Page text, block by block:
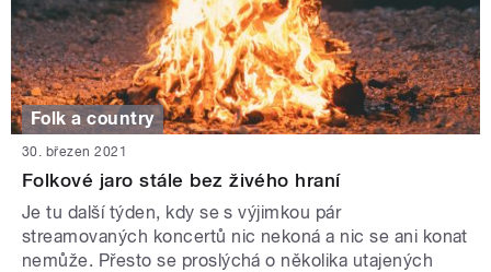
Folk a country
30. březen 2021
Folkové jaro stále bez živého hraní
Je tu další týden, kdy se s výjimkou pár
streamovaných koncertů nic nekoná a nic se ani konat
nemůže. Přesto se proslýchá o několika utajených